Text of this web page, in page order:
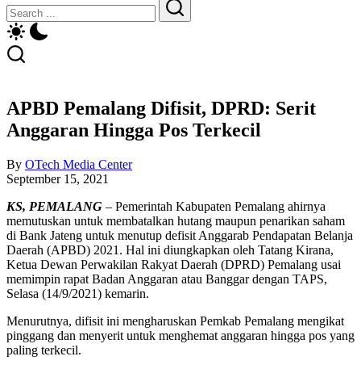
APBD Pemalang Difisit, DPRD: Serit
Anggaran Hingga Pos Terkecil
By OTech Media Center
September 15, 2021
KS, PEMALANG – Pemerintah Kabupaten Pemalang ahirnya
memutuskan untuk membatalkan hutang maupun penarikan saham
di Bank Jateng untuk menutup defisit Anggarab Pendapatan Belanja
Daerah (APBD) 2021. Hal ini diungkapkan oleh Tatang Kirana,
Ketua Dewan Perwakilan Rakyat Daerah (DPRD) Pemalang usai
memimpin rapat Badan Anggaran atau Banggar dengan TAPS,
Selasa (14/9/2021) kemarin.
Menurutnya, difisit ini mengharuskan Pemkab Pemalang mengikat
pinggang dan menyerit untuk menghemat anggaran hingga pos yang
paling terkecil.